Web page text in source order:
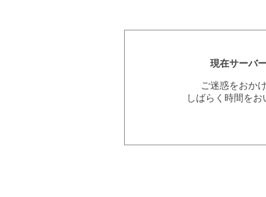
現在サーバ
ご迷惑をおか
しばらく時間を